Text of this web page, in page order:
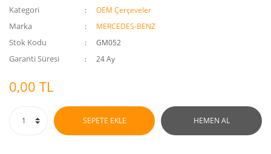
Kategori OEM Çerçeveler
Marka MERCEDES-BENZ
Stok Kodu GM052
Garanti Süresi 24 Ay
0,00 TL
SEPETE EKLE HEMEN AL